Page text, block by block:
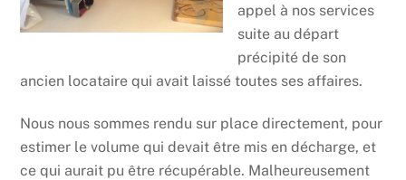
appel à nos services
suite au départ
précipité de son
ancien locataire qui avait laissé toutes ses affaires.
Nous nous sommes rendu sur place directement, pour
estimer le volume qui devait être mis en décharge, et
ce qui aurait pu être récupérable. Malheureusement